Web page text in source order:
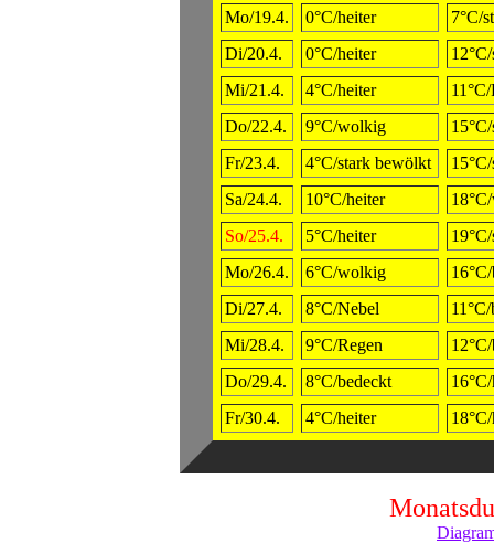
Mo/19.4.
0°C/heiter
7°C/
Di/20.4.
0°C/heiter
Mi/21.4.
4°C/heiter
Do/22.4.
9°C/wolkig
Fr/23.4.
4°C/stark bewölkt
Sa/24.4.
10°C/heiter
So/25.4.
5°C/heiter
Mo/26.4.
6°C/wolkig
Di/27.4.
8°C/Nebel
Mi/28.4.
9°C/Regen
Do/29.4.
8°C/bedeckt
Fr/30.4.
4°C/heiter